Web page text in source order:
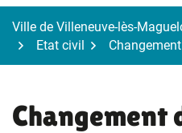
Ville de Villeneuve-lès-
Etat civil
Changement